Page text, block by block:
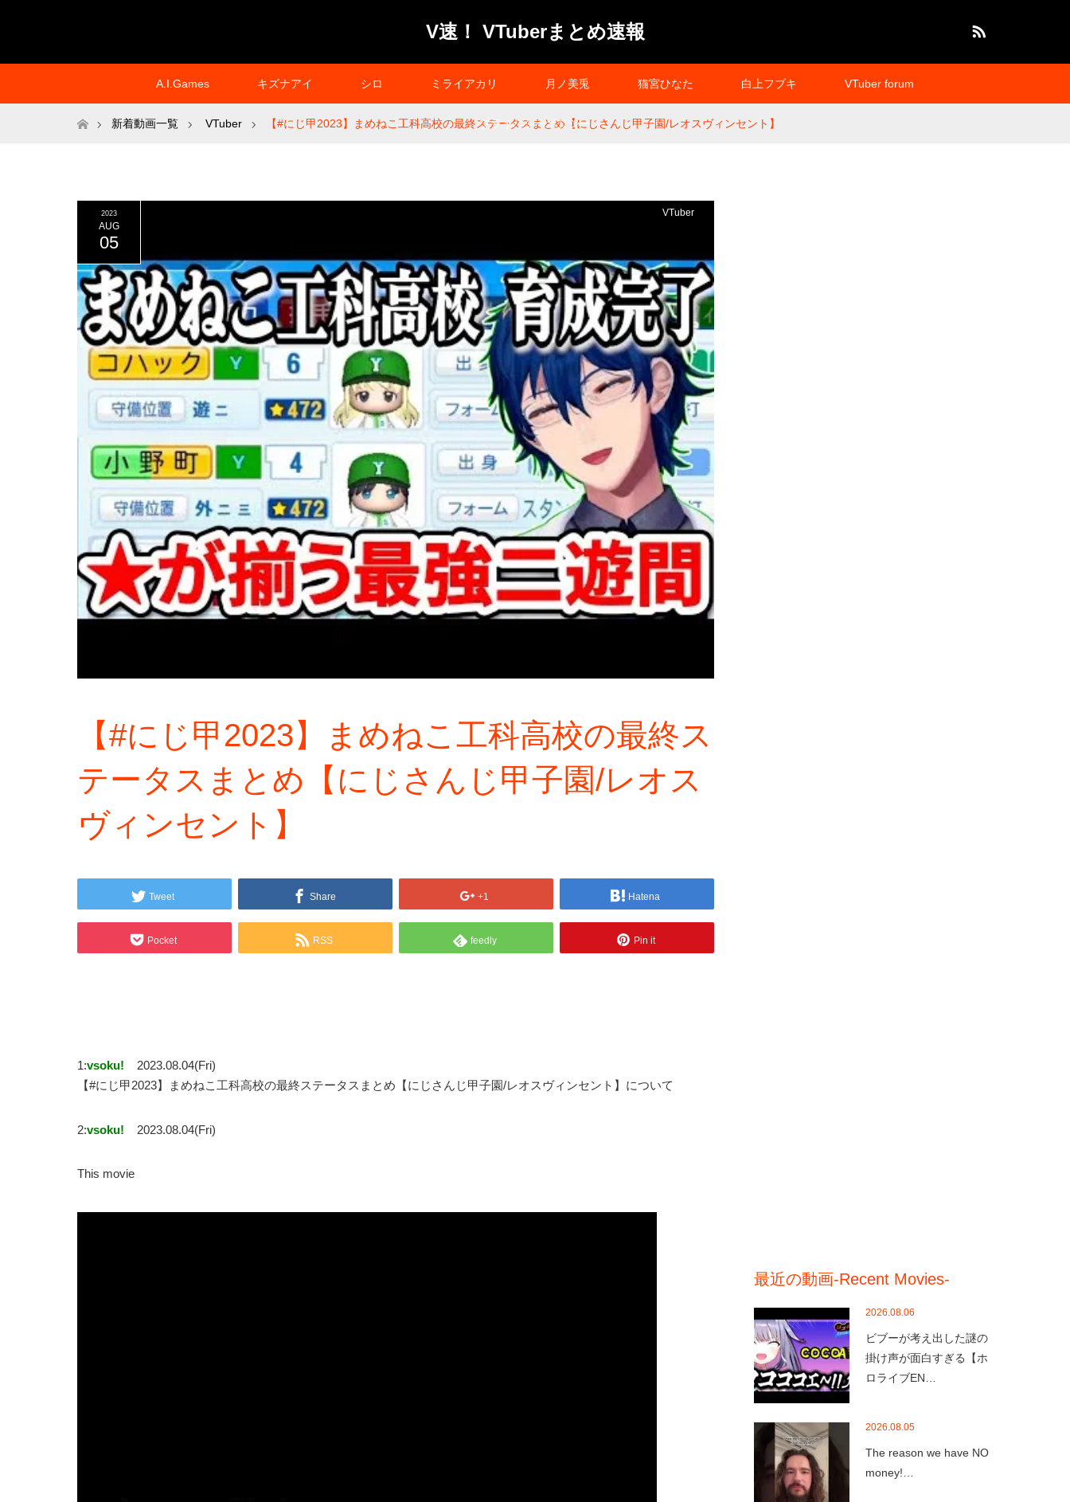
V速！ VTuberまとめ速報
A.I.Games キズナアイ シロ ミライアカリ 月ノ美兎 猫宮ひなた 白上フブキ VTuber forum
プライバシーポリシー
ホーム新着動画一覧 VTuber 【#にじ甲2023】まめねこ工科高校の最終ステータスまとめ【にじさんじ甲子園/レオスヴィンセント】
2023
AUG
05
VTuber
【#にじ甲2023】まめねこ工科高校の最終ス
テータスまとめ【にじさんじ甲子園/レオス
ヴィンセント】
Tweet Share +1 Hatena
Pocket RSS feedly Pin it
1:vsoku!
2023.08.04(Fri)
【#にじ甲2023】まめねこ工科高校の最終ステータスまとめ【にじさんじ甲子園/レオスヴィンセント】について
2:vsoku! 2023.08.04(Fri)
This movie
最近の動画-Recent Movies-
2026.08.06
ビブーが考え出した謎の
掛け声が面白すぎる【ホ
ロライブEN…
2026.08.05
The reason we have NO
money!…